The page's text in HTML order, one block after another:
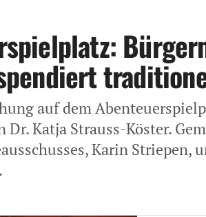
auf dem
Katja Strauss-Köster.
Karin Striepen,